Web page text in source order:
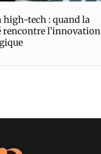
high-tech : quand la
rencontre l’innovation